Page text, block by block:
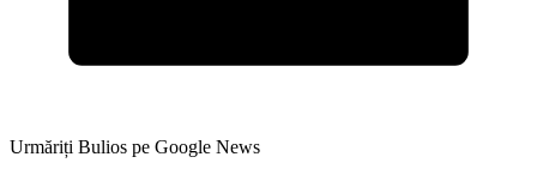
Urmăriți Bulios pe Google News